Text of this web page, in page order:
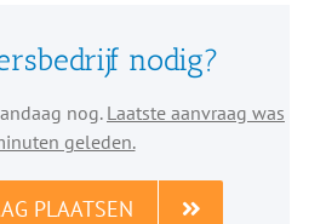
nodig?
nog. Laatste aanvraag was
geleden.
PLAATSEN